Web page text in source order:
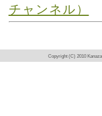
チャンネル）
Copyright (C) 2010